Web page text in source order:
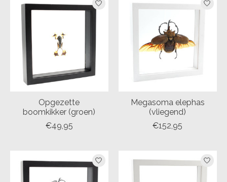
Opgezette
boomkikker (groen)
€49,95
Megasoma elephas
(vliegend)
€152,95